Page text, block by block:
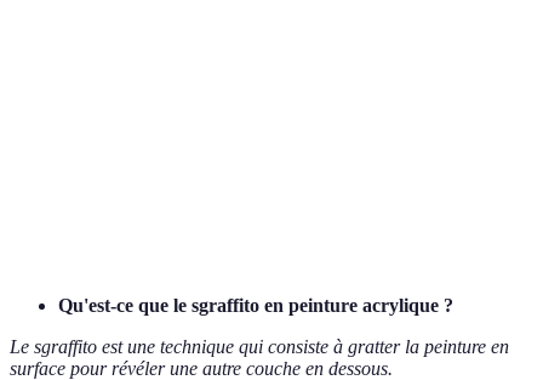
Qu'est-ce que le sgraffito en peinture acrylique ?
Le sgraffito est une technique qui consiste à gratter la peinture en
surface pour révéler une autre couche en dessous.